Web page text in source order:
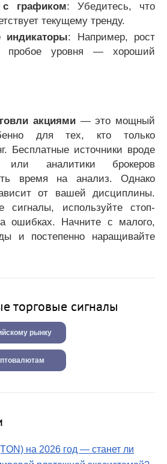
с графиком: Убедитесь, что
текущему тренду.
индикаторы: Например, рост
пробое уровня — хороший
акциями — это мощный
для тех, кто только
Бесплатные источники вроде
или аналитики брокеров
время на анализ. Однако
от вашей дисциплины.
сигналы, используйте стоп-
ошибках. Начните с малого,
и постепенно наращивайте
торговые сигналы
рынку
на 2026 год — станет ли